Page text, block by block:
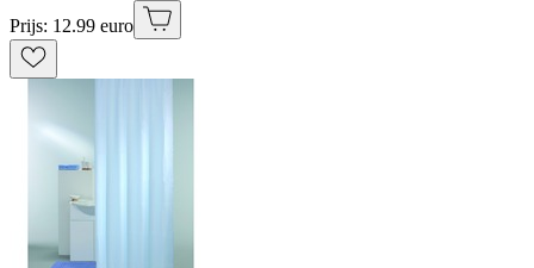
Prijs: 12.99 euro